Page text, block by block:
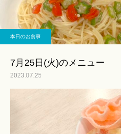
本日のお食事
7月25日(火)のメニュー
2023.07.25